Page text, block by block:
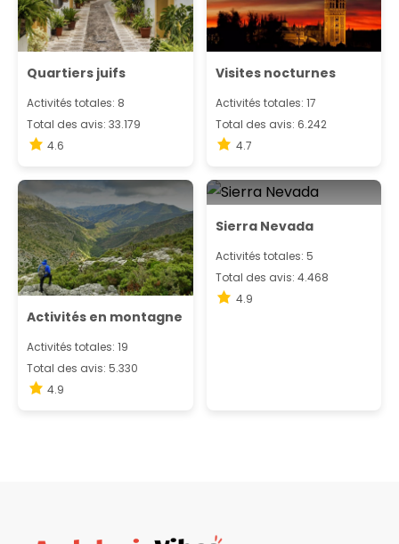
Quartiers juifs
Activités totales: 8
Total des avis: 33.179
4.6
Visites nocturnes
Activités totales: 17
Total des avis: 6.242
4.7
Activités en montagne
Activités totales: 19
Total des avis: 5.330
4.9
Sierra Nevada
Activités totales: 5
Total des avis: 4.468
4.9